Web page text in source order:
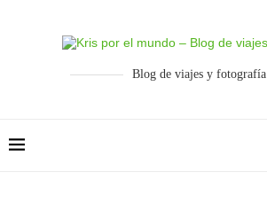
Blog de viajes y fotografía